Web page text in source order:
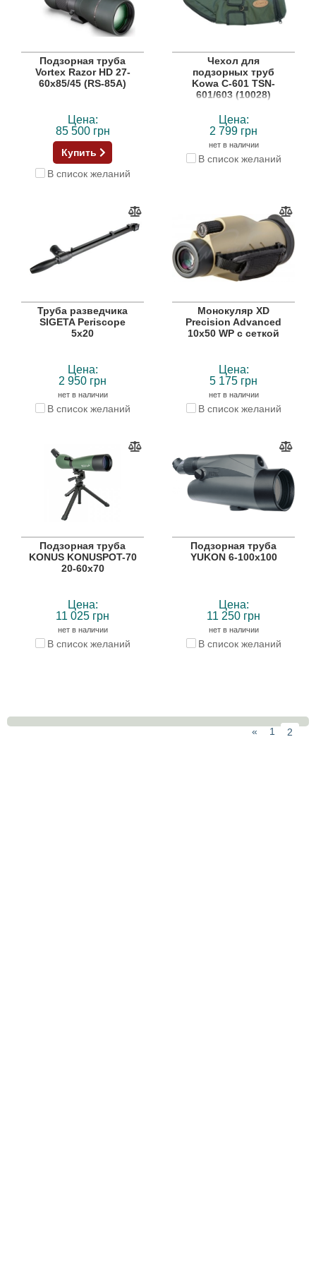
Подзорная труба
Vortex Razor HD 27-
60x85/45 (RS-85A)
Цена:
85 500 грн
Купить
В список желаний
Чехол для
подзорных труб
Kowa C-601 TSN-
601/603 (10028)
Цена:
2 799 грн
нет в наличии
В список желаний
Труба разведчика
SIGETA Periscope
5x20
Цена:
2 950 грн
нет в наличии
В список желаний
Монокуляр XD
Precision Advanced
10х50 WP с сеткой
Цена:
5 175 грн
нет в наличии
В список желаний
Подзорная труба
KONUS KONUSPOT-70
20-60x70
Цена:
11 025 грн
нет в наличии
В список желаний
Подзорная труба
YUKON 6-100x100
Цена:
11 250 грн
нет в наличии
В список желаний
« 1 2